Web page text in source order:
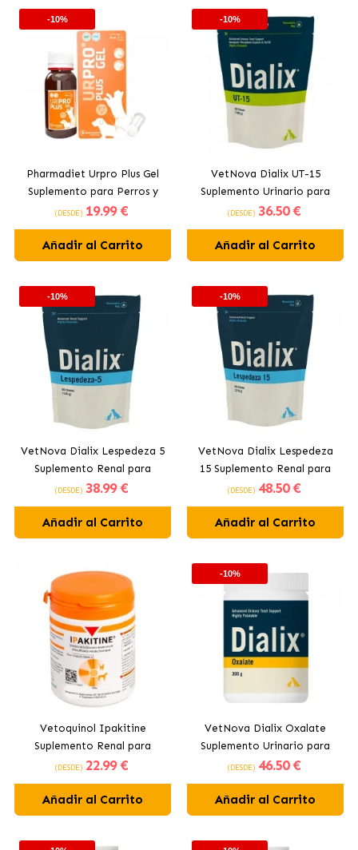
-10%
Pharmadiet Urpro Plus Gel
Suplemento para Perros y
Gatos con Problemas
(DESDE) 19.99 €
Añadir al Carrito
-10%
VetNova Dialix UT-15
Suplemento Urinario para
Perros Grandes
(DESDE) 36.50 €
Añadir al Carrito
-10%
VetNova Dialix Lespedeza 5
Suplemento Renal para
Perros y Gatos
(DESDE) 38.99 €
Añadir al Carrito
-10%
VetNova Dialix Lespedeza
15 Suplemento Renal para
Perros Grandes
(DESDE) 48.50 €
Añadir al Carrito
Vetoquinol Ipakitine
Suplemento Renal para
Perros y Gatos
(DESDE) 22.99 €
Añadir al Carrito
-10%
VetNova Dialix Oxalate
Suplemento Urinario para
Perros y Gatos en Polvo
(DESDE) 46.50 €
Añadir al Carrito